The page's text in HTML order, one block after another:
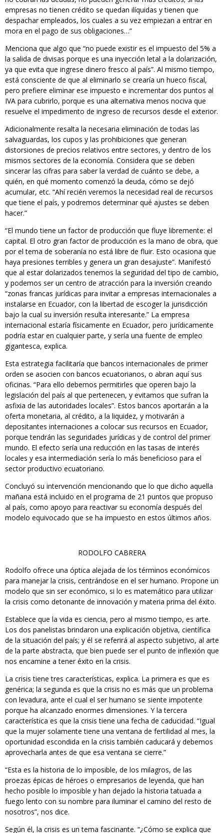
empresas no tienen crédito se quedan ilíquidas y tienen que
despachar empleados, los cuales a su vez empiezan a entrar en
mora en el pago de sus obligaciones…”
Menciona que algo que “no puede existir es el impuesto del 5% a
la salida de divisas porque es una inyección letal a la dolarización,
ya que evita que ingrese dinero fresco al país”. Al mismo tiempo,
está consciente de que al eliminarlo se crearía un hueco fiscal,
pero prefiere eliminar ese impuesto e incrementar dos puntos al
IVA para cubrirlo, porque es una alternativa menos nociva que
resuelve el impedimento de ingreso de recursos desde el exterior.
Adicionalmente resalta la necesaria eliminación de todas las
salvaguardas, los cupos y las prohibiciones que generan
distorsiones de precios relativos entre sectores, y dentro de los
mismos sectores de la economía. Considera que se deben
sincerar las cifras para saber la verdad de cuánto se debe, a
quién, en qué momento comenzó la deuda, cómo se dejó
acumular, etc. “Ahí recién veremos la necesidad real de recursos
que tiene el país, y podremos determinar qué ajustes se deben
hacer.”
“El mundo tiene un factor de producción que fluye libremente: el
capital. El otro gran factor de producción es la mano de obra, que
por el tema de soberanía no está libre de fluir. Esto ocasiona que
haya presiones terribles y genera un gran desajuste”. Manifestó
que al estar dolarizados tenemos la seguridad del tipo de cambio,
y podemos ser un centro de atracción para la inversión creando
“zonas francas jurídicas para invitar a empresas internacionales a
instalarse en Ecuador, con la libertad de escoger la jurisdicción
bajo la cual su inversión resulta interesante.” La empresa
internacional estaría físicamente en Ecuador, pero jurídicamente
podría estar en cualquier parte, y sería una fuente de empleo
gigantesca, explica.
Esta estrategia facilitaría que bancos internacionales de primer
orden se asocien con bancos ecuatorianos, o abran aquí sus
oficinas. “Para ello debemos permitirles que operen bajo la
legislación del país al que pertenecen, y evitamos que sufran la
asfixia de las autoridades locales”. Estos bancos aportarán a la
oferta monetaria, al crédito, a la liquidez, y motivarán a
depositantes internaciones a colocar sus recursos en Ecuador,
porque tendrán las seguridades jurídicas y de control del primer
mundo. El efecto sería una reducción en las tasas de interés
locales y esa intermediación sería lo más beneficioso para el
sector productivo ecuatoriano.
Concluyó su intervención mencionando que lo que dicho aquella
mañana está incluido en el programa de 21 puntos que propuso
al país, como apoyo para reactivar su economía después del
modelo equivocado que se ha impuesto en estos últimos años.
RODOLFO CABRERA
Rodolfo ofrece una óptica alejada de los términos económicos
para manejar la crisis, centrándose en el ser humano. Propone un
modelo que sin ser económico, si lo es matemático para utilizar
la crisis como detonante de innovación y materia prima del éxito.
Establece que la vida es ciencia, pero al mismo tiempo, es arte.
Los dos panelistas brindaron una explicación objetiva, científica
de la situación del país; y él se referirá al aspecto subjetivo, al arte
de la parte abstracta, que bien puede ser el punto de inflexión que
nos encamine a tener éxito en la crisis.
La crisis tiene tres características, explica. La primera es que es
genérica; la segunda es que la crisis no es más que un problema
con levadura, ante el cual el ser humano se siente impotente
porque ha alcanzado enormes dimensiones. Y la tercera
característica es que la crisis tiene una fecha de caducidad. “Igual
que la mujer solamente tiene una ventana de fertilidad al mes, la
oportunidad escondida en la crisis también caducará y debemos
aprovecharla antes de que esa ventana se cierre.”
“Esta es la historia de lo imposible, de los milagros, de las
proezas épicas de héroes o empresarios de leyenda, que han
hecho posible lo imposible y han dejado la historia tatuada a
fuego lento con su nombre para iluminar el camino del resto de
nosotros”, nos dice.
Según él, la crisis es un tema fascinante. “¿Cómo se explica que